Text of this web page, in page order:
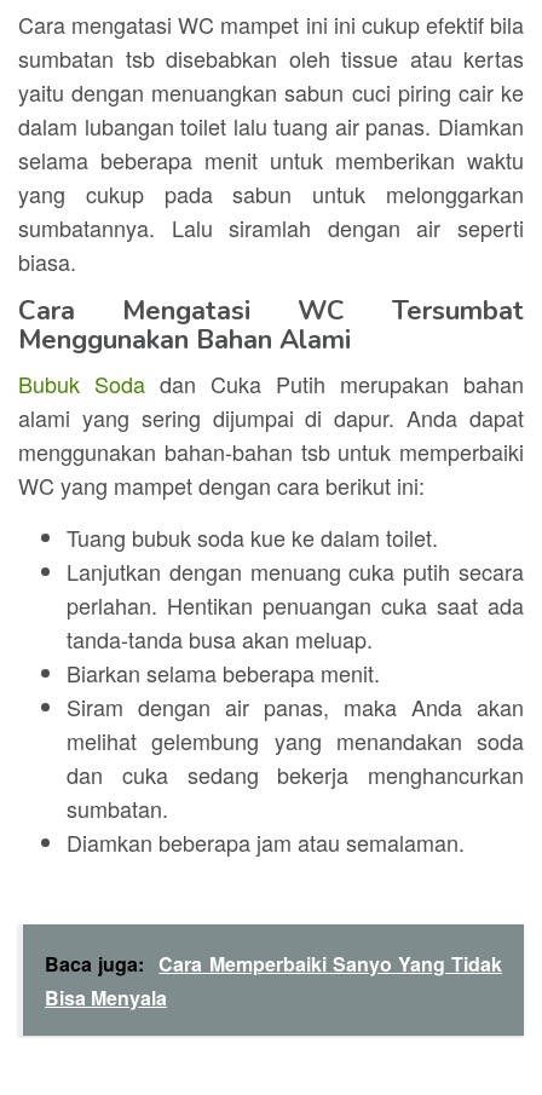
Cara mengatasi WC mampet ini ini cukup efektif bila
sumbatan tsb disebabkan oleh tissue atau kertas
yaitu dengan menuangkan sabun cuci piring cair ke
dalam lubangan toilet lalu tuang air panas. Diamkan
selama beberapa menit untuk memberikan waktu
yang cukup pada sabun untuk melonggarkan
sumbatannya. Lalu siramlah dengan air seperti
biasa.
Cara Mengatasi WC Tersumbat
Menggunakan Bahan Alami
Bubuk Soda dan Cuka Putih merupakan bahan
alami yang sering dijumpai di dapur. Anda dapat
menggunakan bahan-bahan tsb untuk memperbaiki
WC yang mampet dengan cara berikut ini:
Tuang bubuk soda kue ke dalam toilet.
Lanjutkan dengan menuang cuka putih secara
perlahan. Hentikan penuangan cuka saat ada
tanda-tanda busa akan meluap.
Biarkan selama beberapa menit.
Siram dengan air panas, maka Anda akan
melihat gelembung yang menandakan soda
dan cuka sedang bekerja menghancurkan
sumbatan.
Diamkan beberapa jam atau semalaman.
Baca juga: Cara Memperbaiki Sanyo Yang Tidak
Bisa Menyala